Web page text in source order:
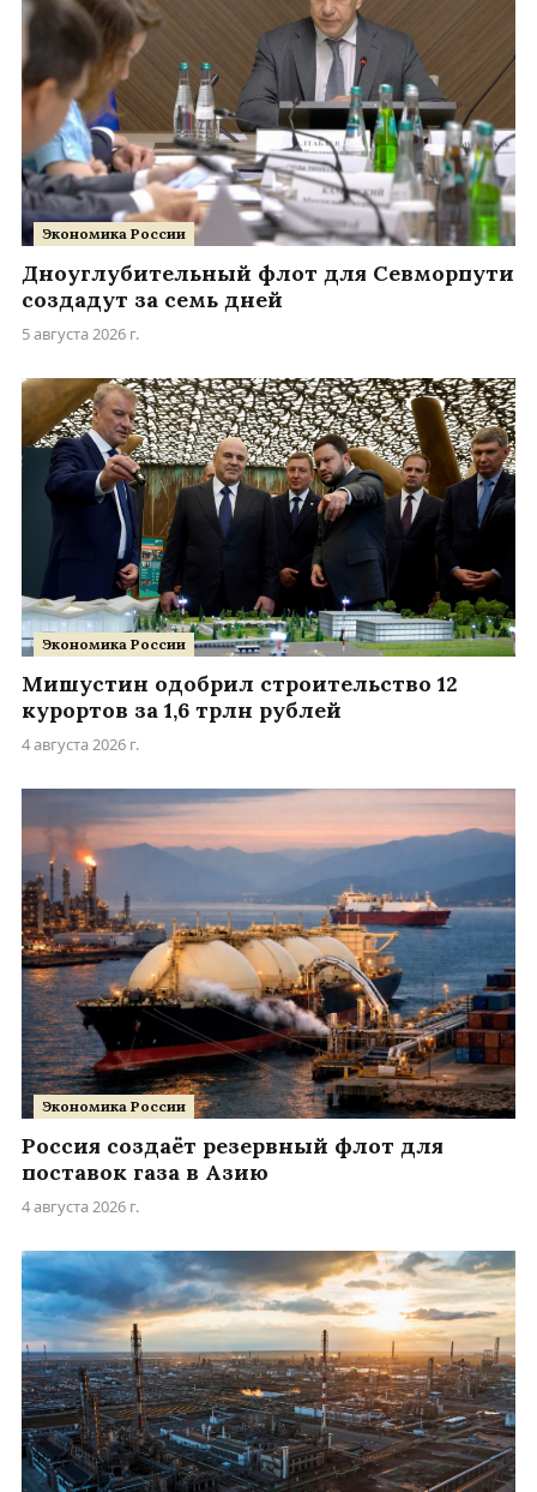
Экономика России
Дноуглубительный флот для Севморпути
создадут за семь дней
5 августа 2026 г.
Экономика России
Мишустин одобрил строительство 12
курортов за 1,6 трлн рублей
4 августа 2026 г.
Экономика России
Россия создаёт резервный флот для
поставок газа в Азию
4 августа 2026 г.